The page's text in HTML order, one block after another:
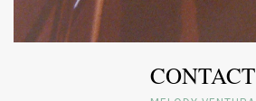
CONTACT